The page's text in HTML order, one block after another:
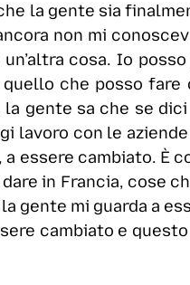
la gente sia
non mi
cosa. Io
che posso
la gente sa che se
lavoro con le
essere cambiato. È
in Francia, cose
gente mi guarda a
cambiato e